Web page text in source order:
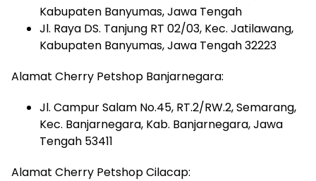
Kabupaten Banyumas, Jawa Tengah
Jl. Raya DS. Tanjung RT 02/03, Kec. Jatilawang,
Kabupaten Banyumas, Jawa Tengah 32223
Alamat Cherry Petshop Banjarnegara:
Jl. Campur Salam No.45, RT.2/RW.2, Semarang,
Kec. Banjarnegara, Kab. Banjarnegara, Jawa
Tengah 53411
Alamat Cherry Petshop Cilacap: